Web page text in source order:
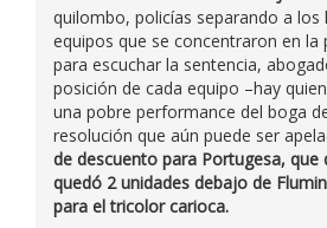
quilombo, policías separando a los
equipos que se concentraron en la
para escuchar la sentencia,
posición de cada equipo –hay
una pobre performance del boga
resolución que aún puede ser
de descuento para Portugesa, que
quedó 2 unidades debajo de
para el tricolor carioca.